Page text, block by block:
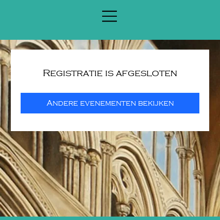
Registratie is afgesloten
Andere evenementen bekijken